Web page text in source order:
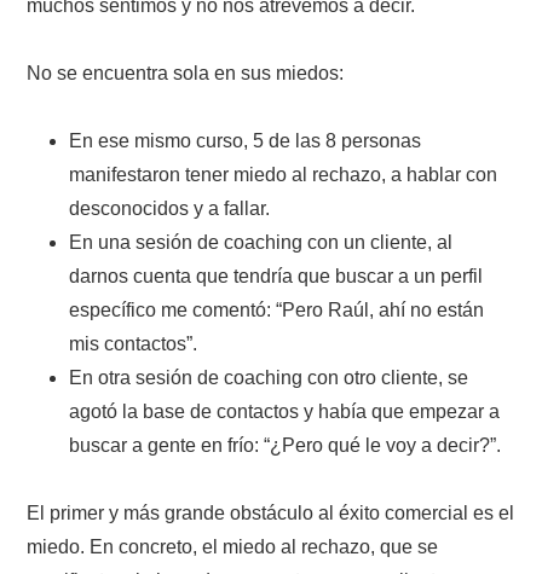
muchos sentimos y no nos atrevemos a decir.
No se encuentra sola en sus miedos:
En ese mismo curso, 5 de las 8 personas
manifestaron tener miedo al rechazo, a hablar con
desconocidos y a fallar.
En una sesión de coaching con un cliente, al
darnos cuenta que tendría que buscar a un perfil
específico me comentó: “Pero Raúl, ahí no están
mis contactos”.
En otra sesión de coaching con otro cliente, se
agotó la base de contactos y había que empezar a
buscar a gente en frío: “¿Pero qué le voy a decir?”.
El primer y más grande obstáculo al éxito comercial es el
miedo. En concreto, el miedo al rechazo, que se